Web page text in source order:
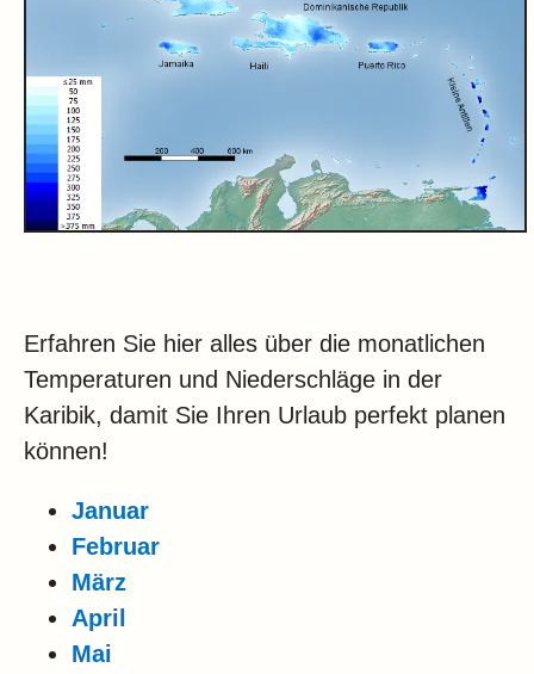
Erfahren Sie hier alles über die monatlichen
Temperaturen und Niederschläge in der
Karibik, damit Sie Ihren Urlaub perfekt planen
können!
Januar
Februar
März
April
Mai